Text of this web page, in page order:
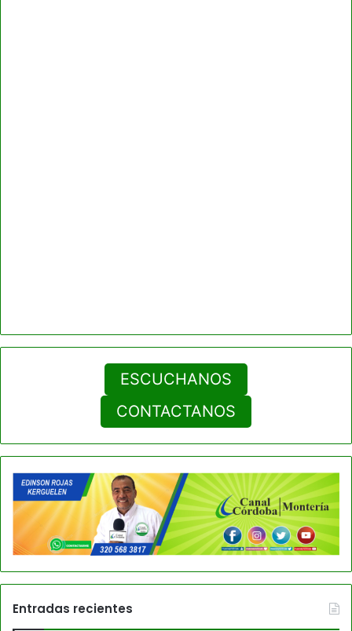
ESCUCHANOS
CONTACTANOS
Entradas recientes